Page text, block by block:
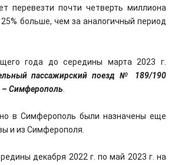
перевезти почти четверть миллиона
больше, чем за аналогичный период
года до середины марта 2023 г.
пассажирский поезд № 189/190
Симферополь.
в Симферополь были назначены еще
и из Симферополя.
декабря 2022 г. по май 2023 г. на